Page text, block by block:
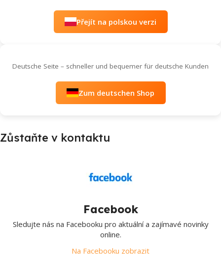
Přejít na polskou verzi
Deutsche Seite – schneller und bequemer für deutsche Kunden
Zum deutschen Shop
Zůstaňte v kontaktu
Facebook
Sledujte nás na Facebooku pro aktuální a zajímavé novinky
online.
Na Facebooku zobrazit